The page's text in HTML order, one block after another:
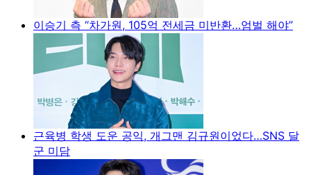
이승기 측 “차가원, 105억 전세금 미반환…엄벌 해야”
근육병 학생 도운 공익, 개그맨 김규원이었다…SNS 달
군 미담